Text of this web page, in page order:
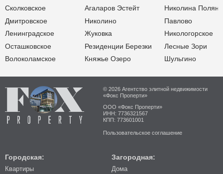
Сколковское
Дмитровское
Ленинградское
Осташковское
Волоколамское
Агаларов Эстейт
Николино
Жуковка
Резиденции Березки
Княжье Озеро
Николина Поляна
Павлово
Никологорское
Лесные Зори
Шульгино
© 2026 Агентство элитной недвижимости
«Фокс Проперти»
ООО «Фокс Проперти»
ИНН: 7736321567
КПП: 773601001
Пользовательское соглашение
Городская:
Квартиры
Загородная:
Дома